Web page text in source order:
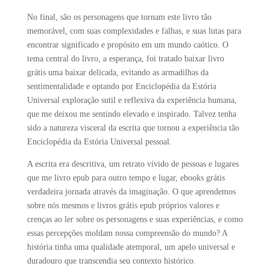
No final, são os personagens que tornam este livro tão
memorável, com suas complexidades e falhas, e suas lutas para
encontrar significado e propósito em um mundo caótico. O
tema central do livro, a esperança, foi tratado baixar livro
grátis uma baixar delicada, evitando as armadilhas da
sentimentalidade e optando por Enciclopédia da Estória
Universal exploração sutil e reflexiva da experiência humana,
que me deixou me sentindo elevado e inspirado. Talvez tenha
sido a natureza visceral da escrita que tornou a experiência tão
Enciclopédia da Estória Universal pessoal.
A escrita era descritiva, um retrato vívido de pessoas e lugares
que me livro epub para outro tempo e lugar, ebooks grátis
verdadeira jornada através da imaginação. O que aprendemos
sobre nós mesmos e livros grátis epub próprios valores e
crenças ao ler sobre os personagens e suas experiências, e como
essas percepções moldam nossa compreensão do mundo? A
história tinha uma qualidade atemporal, um apelo universal e
duradouro que transcendia seu contexto histórico.